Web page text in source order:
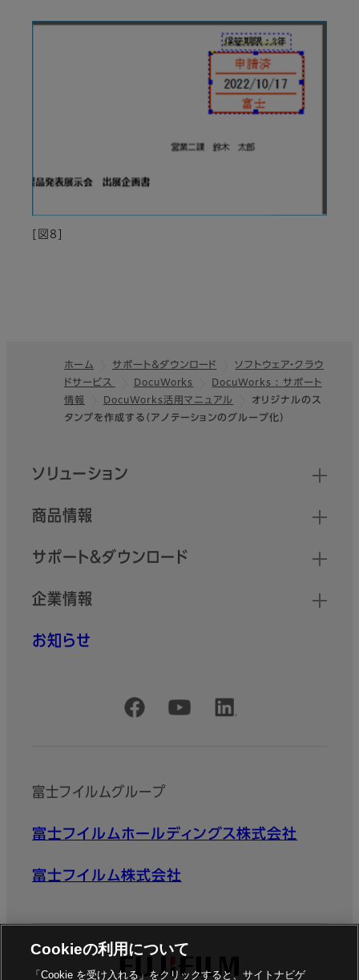
[図8]
フッター
ホーム サポート＆ダウンロード
ソフトウェア・クラウ
ドサービス
DocuWorks
DocuWorks : サポート
情報
DocuWorks活⽤マニュアル
オリジナルのス
タンプを作成する（アノテーションのグループ化）
クイックリンク
ソリューション
商品情報
サポート＆ダウンロード
企業情報
お知らせ
公式SNSアカウント
富士フイルムグループ
富士フイルムホールディングス株式会社
富士フイルム株式会社
Cookieの利用について
「Cookie を受け入れる」をクリックすると、サイトナビゲ